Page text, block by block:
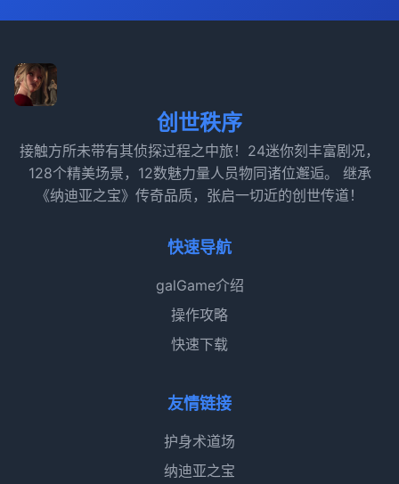
创世秩序
接触方所未带有其侦探过程之中旅！24迷你刻丰富剧况，
128个精美场景，12数魅力量人员物同诸位邂逅。 继承
《纳迪亚之宝》传奇品质，张启一切近的创世传道！
快速导航
galGame介绍
操作攻略
快速下载
友情链接
护身术道场
纳迪亚之宝